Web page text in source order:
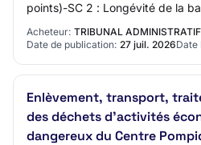
points)-SC 2 : Longévité de la
Acheteur: TRIBUNAL
Date de publication: 27 juil. 2026Date
Enlèvement, transport,
des déchets d'activités
dangereux du Centre